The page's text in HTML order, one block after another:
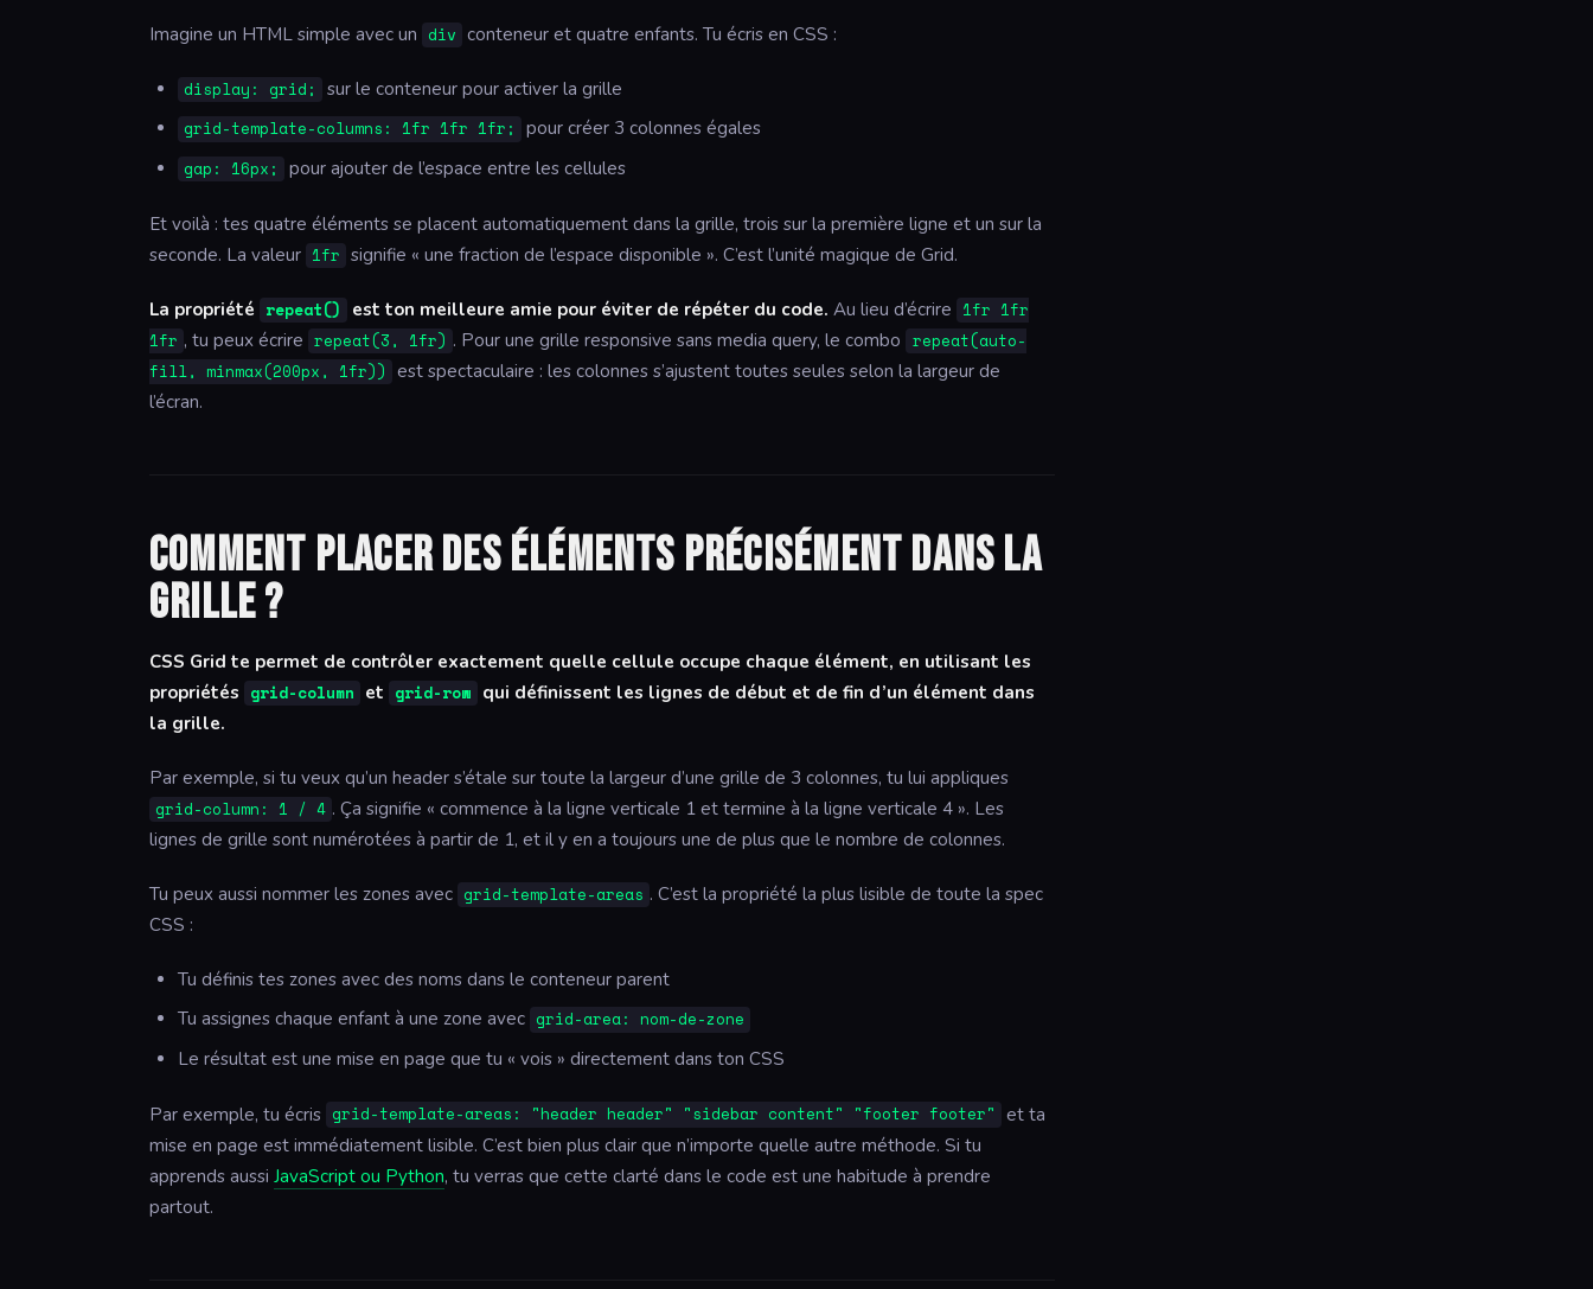
Imagine un HTML simple avec un div conteneur et quatre enfants. Tu écris en CSS :
display: grid; sur le conteneur pour activer la grille
grid-template-columns: 1fr 1fr 1fr; pour créer 3 colonnes égales
gap: 16px; pour ajouter de l’espace entre les cellules
Et voilà : tes quatre éléments se placent automatiquement dans la grille, trois sur la première ligne et un sur la
seconde. La valeur 1fr signifie « une fraction de l’espace disponible ». C’est l’unité magique de Grid.
La propriété repeat() est ton meilleure amie pour éviter de répéter du code. Au lieu d’écrire 1fr 1fr
1fr , tu peux écrire repeat(3, 1fr) . Pour une grille responsive sans media query, le combo repeat(auto-
fill, minmax(200px, 1fr)) est spectaculaire : les colonnes s’ajustent toutes seules selon la largeur de
l’écran.
Comment placer des éléments précisément dans la
grille ?
CSS Grid te permet de contrôler exactement quelle cellule occupe chaque élément, en utilisant les
propriétés grid-column et grid-row qui définissent les lignes de début et de fin d’un élément dans
la grille.
Par exemple, si tu veux qu’un header s’étale sur toute la largeur d’une grille de 3 colonnes, tu lui appliques
grid-column: 1 / 4 . Ça signifie « commence à la ligne verticale 1 et termine à la ligne verticale 4 ». Les
lignes de grille sont numérotées à partir de 1, et il y en a toujours une de plus que le nombre de colonnes.
Tu peux aussi nommer les zones avec grid-template-areas . C’est la propriété la plus lisible de toute la spec
CSS :
Tu définis tes zones avec des noms dans le conteneur parent
Tu assignes chaque enfant à une zone avec grid-area: nom-de-zone
Le résultat est une mise en page que tu « vois » directement dans ton CSS
Par exemple, tu écris grid-template-areas: "header header" "sidebar content" "footer footer" et ta
mise en page est immédiatement lisible. C’est bien plus clair que n’importe quelle autre méthode. Si tu
apprends aussi JavaScript ou Python, tu verras que cette clarté dans le code est une habitude à prendre
partout.